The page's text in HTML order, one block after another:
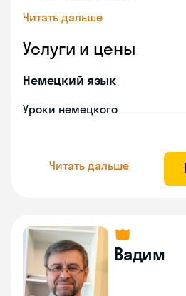
Читать дальше
Услуги и цены
Немецкий язык
Уроки немецкого
Читать дальше
Вадим